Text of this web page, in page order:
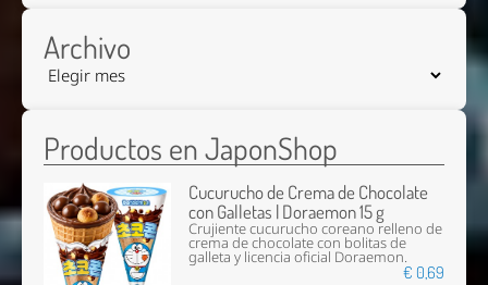
Archivo
Productos en JaponShop
Cucurucho de Crema de Chocolate
con Galletas | Doraemon 15 g
Crujiente cucurucho coreano relleno de
crema de chocolate con bolitas de
galleta y licencia oficial Doraemon.
€ 0,69